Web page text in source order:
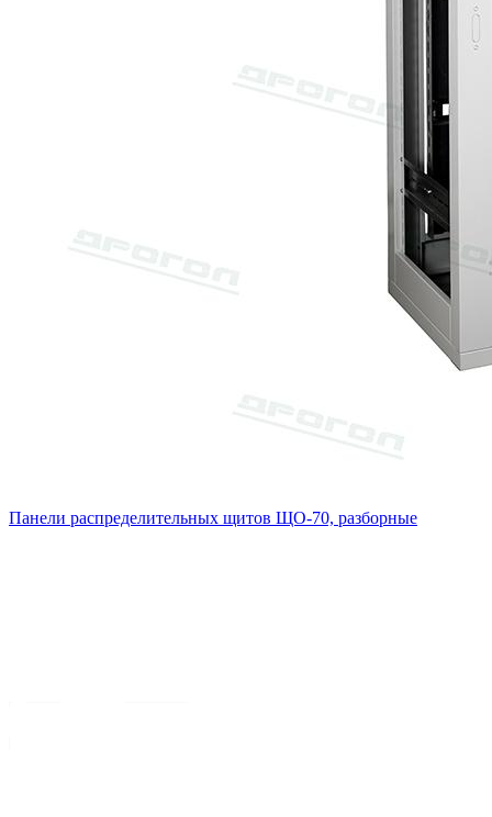
Панели распределительных щитов ЩО-70, разборные